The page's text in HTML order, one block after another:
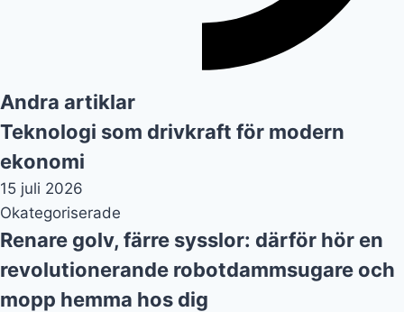
Andra artiklar
Teknologi som drivkraft för modern
ekonomi
15 juli 2026
Okategoriserade
Renare golv, färre sysslor: därför hör en
revolutionerande robotdammsugare och
mopp hemma hos dig